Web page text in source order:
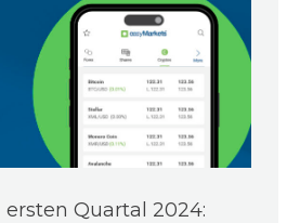
Quartal 2024: